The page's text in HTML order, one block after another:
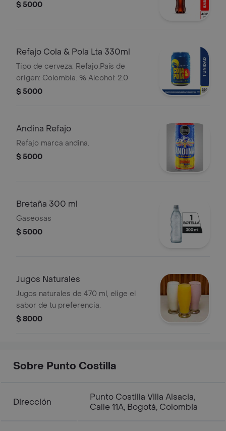
$ 5000
Refajo Cola & Pola Lta 330ml
Tipo de cerveza: Refajo.País de
origen: Colombia. % Alcohol: 2.0
$ 5000
Andina Refajo
Refajo marca andina.
$ 5000
Bretaña 300 ml
Gaseosas
$ 5000
Jugos Naturales
Jugos naturales de 470 ml, elige el
sabor de tu preferencia.
$ 8000
Sobre Punto Costilla
Dirección
Punto Costilla Villa Alsacia,
Calle 11A, Bogotá, Colombia